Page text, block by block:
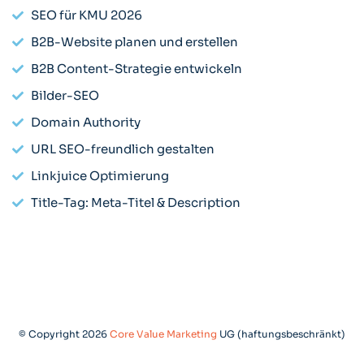
SEO für KMU 2026
B2B-Website planen und erstellen
B2B Content-Strategie entwickeln
Bilder-SEO
Domain Authority
URL SEO-freundlich gestalten
Linkjuice Optimierung
Title-Tag: Meta-Titel & Description
© Copyright 2026 Core Value Marketing UG (haftungsbeschränkt)